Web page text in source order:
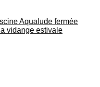
Aqualude fermée
vidange estivale